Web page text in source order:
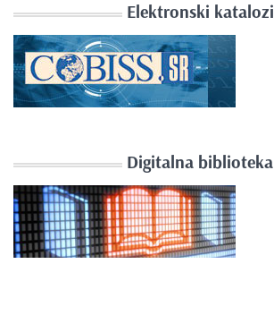
Elektronski katalozi
Digitalna biblioteka